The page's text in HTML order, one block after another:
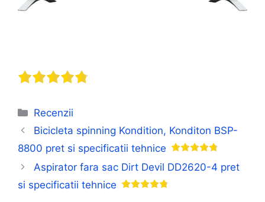
Categorii
Recenzii
Bicicleta spinning Kondition, Konditon BSP-
8800 pret si specificatii tehnice
Aspirator fara sac Dirt Devil DD2620-4 pret
si specificatii tehnice